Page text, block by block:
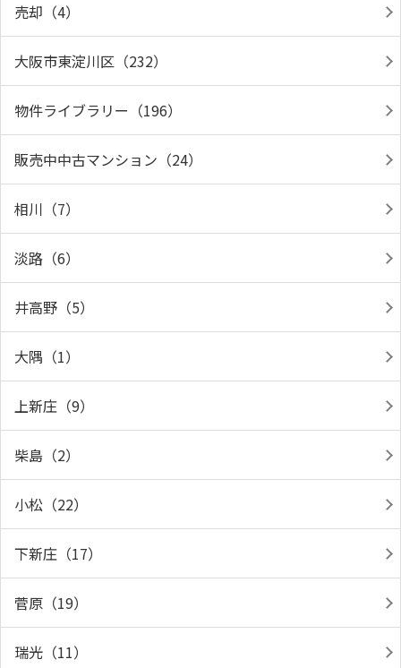
売却（4）
大阪市東淀川区（232）
物件ライブラリー（196）
販売中中古マンション（24）
相川（7）
淡路（6）
井高野（5）
大隅（1）
上新庄（9）
柴島（2）
小松（22）
下新庄（17）
菅原（19）
瑞光（11）